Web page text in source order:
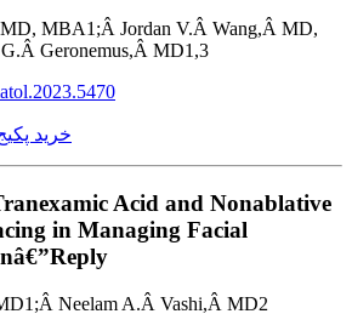
MBA1;Â Jordan V.Â Wang,Â MD,
Geronemus,Â MD1,3
خرید
Acid and Nonablative
in Managing Facial
Neelam A.Â Vashi,Â MD2